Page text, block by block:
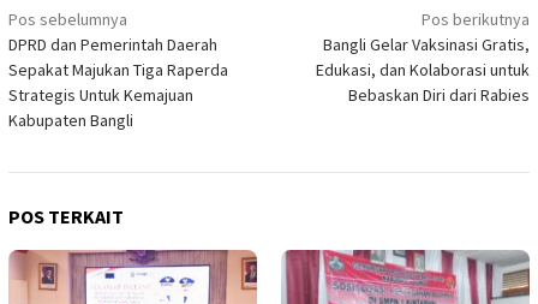
Navigasi
pos
Pos sebelumnya
DPRD dan Pemerintah Daerah
Sepakat Majukan Tiga Raperda
Strategis Untuk Kemajuan
Kabupaten Bangli
Pos berikutnya
Bangli Gelar Vaksinasi Gratis,
Edukasi, dan Kolaborasi untuk
Bebaskan Diri dari Rabies
POS TERKAIT